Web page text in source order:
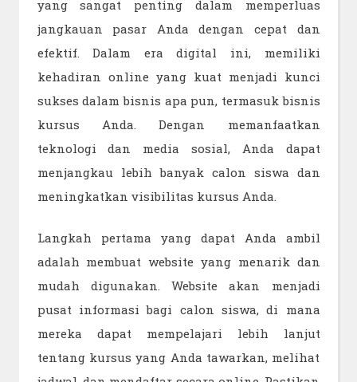
yang sangat penting dalam memperluas
jangkauan pasar Anda dengan cepat dan
efektif. Dalam era digital ini, memiliki
kehadiran online yang kuat menjadi kunci
sukses dalam bisnis apa pun, termasuk bisnis
kursus Anda. Dengan memanfaatkan
teknologi dan media sosial, Anda dapat
menjangkau lebih banyak calon siswa dan
meningkatkan visibilitas kursus Anda.
Langkah pertama yang dapat Anda ambil
adalah membuat website yang menarik dan
mudah digunakan. Website akan menjadi
pusat informasi bagi calon siswa, di mana
mereka dapat mempelajari lebih lanjut
tentang kursus yang Anda tawarkan, melihat